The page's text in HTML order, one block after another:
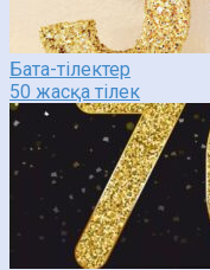
Бата-тілектер
50 жасқа тілек